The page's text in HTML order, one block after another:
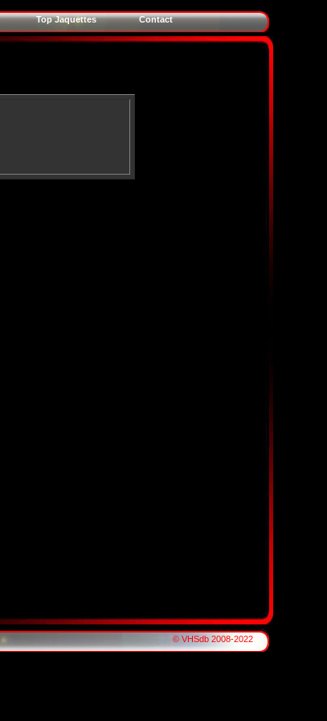
Top Jaquettes Contact
© VHSdb 2008-2022